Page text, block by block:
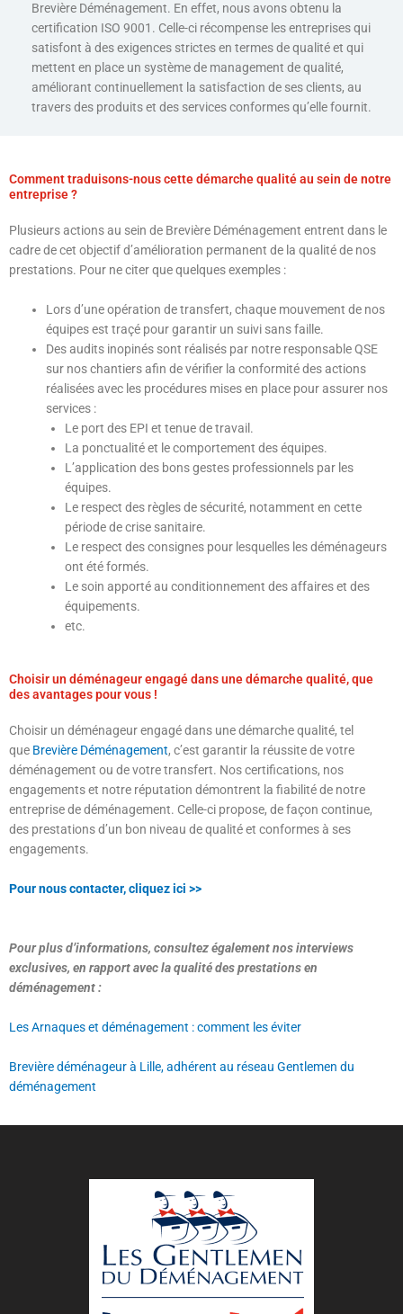
Brevière Déménagement. En effet, nous avons obtenu la
certification ISO 9001. Celle-ci récompense les entreprises qui
satisfont à des exigences strictes en termes de qualité et qui
mettent en place un système de management de qualité,
améliorant continuellement la satisfaction de ses clients, au
travers des produits et des services conformes qu’elle fournit.
Comment traduisons-nous cette démarche qualité au sein de notre
entreprise ?
Plusieurs actions au sein de Brevière Déménagement entrent dans le
cadre de cet objectif d’amélioration permanent de la qualité de nos
prestations. Pour ne citer que quelques exemples :
Lors d’une opération de transfert, chaque mouvement de nos
équipes est traçé pour garantir un suivi sans faille.
Des audits inopinés sont réalisés par notre responsable QSE
sur nos chantiers afin de vérifier la conformité des actions
réalisées avec les procédures mises en place pour assurer nos
services :
Le port des EPI et tenue de travail.
La ponctualité et le comportement des équipes.
L’application des bons gestes professionnels par les
équipes.
Le respect des règles de sécurité, notamment en cette
période de crise sanitaire.
Le respect des consignes pour lesquelles les déménageurs
ont été formés.
Le soin apporté au conditionnement des affaires et des
équipements.
etc.
Choisir un déménageur engagé dans une démarche qualité, que
des avantages pour vous !
Choisir un déménageur engagé dans une démarche qualité, tel
que Brevière Déménagement, c’est garantir la réussite de votre
déménagement ou de votre transfert. Nos certifications, nos
engagements et notre réputation démontrent la fiabilité de notre
entreprise de déménagement. Celle-ci propose, de façon continue,
des prestations d’un bon niveau de qualité et conformes à ses
engagements.
Pour nous contacter, cliquez ici >>
Pour plus d’informations, consultez également nos interviews
exclusives, en rapport avec la qualité des prestations en
déménagement :
Les Arnaques et déménagement : comment les éviter
Brevière déménageur à Lille, adhérent au réseau Gentlemen du
déménagement